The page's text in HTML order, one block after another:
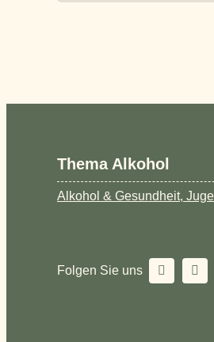
Thema Alkohol
Alkohol & Gesundheit,
Folgen Sie uns